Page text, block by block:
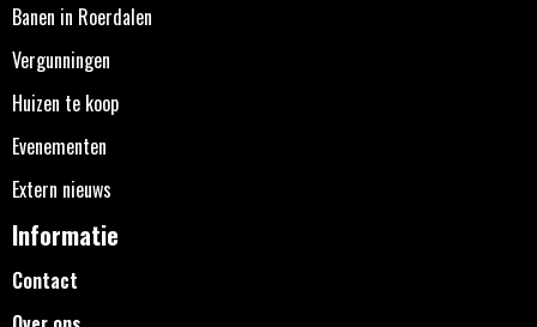
Banen in Roerdalen
Vergunningen
Huizen te koop
Evenementen
Extern nieuws
Informatie
Contact